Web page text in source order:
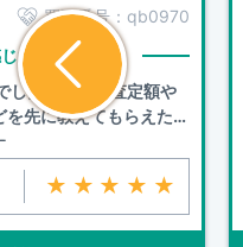
買取番号： qb0970
たよいところ
したが、事前査定額や
先に教えてもらえたの
★★★★★